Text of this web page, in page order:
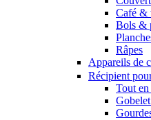
Café &
Bols &
Râpes
Appareils de
Récipient
Tout